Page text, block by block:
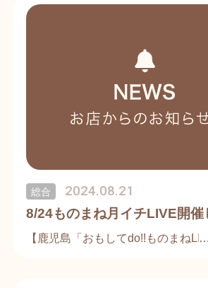
初商いは2025年1月2日から営業し
🎍良いお年をお迎え下さい。🎍
https://www.facebook.com/share/
総合 2024.08.21
8/24ものまね月イチLIVE開催
【鹿児島「おもしてdo!!ものまね …